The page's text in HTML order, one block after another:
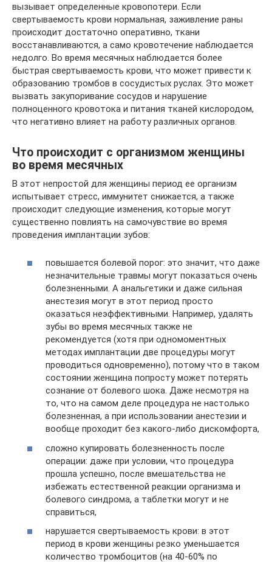
вызывает определенные кровопотери. Если
свертываемость крови нормальная, заживление раны
происходит достаточно оперативно, ткани
восстанавливаются, а само кровотечение наблюдается
недолго. Во время месячных наблюдается более
быстрая свертываемость крови, что может привести к
образованию тромбов в сосудистых руслах. Это может
вызвать закупоривание сосудов и нарушение
полноценного кровотока и питания тканей кислородом,
что негативно влияет на работу различных органов.
Что происходит с организмом женщины
во время месячных
В этот непростой для женщины период ее организм
испытывает стресс, иммунитет снижается, а также
происходит следующие изменения, которые могут
существенно повлиять на самочувствие во время
проведения имплантации зубов:
повышается болевой порог: это значит, что даже
незначительные травмы могут показаться очень
болезненными. А анальгетики и даже сильная
анестезия могут в этот период просто
оказаться неэффективными. Например, удалять
зубы во время месячных также не
рекомендуется (хотя при одномоментных
методах имплантации две процедуры могут
проводиться одновременно), потому что в таком
состоянии женщина попросту может потерять
сознание от болевого шока. Даже несмотря на
то, что на самом деле процедура не настолько
болезненная, а при использовании анестезии и
вообще проходит без какого-либо дискомфорта,
сложно купировать болезненность после
операции: даже при условии, что процедура
прошла успешно, после вмешательства не
избежать естественной реакции организма и
болевого синдрома, а таблетки могут и не
справиться,
нарушается свертываемость крови: в этот
период в крови женщины резко уменьшается
количество тромбоцитов (на 40-60% по